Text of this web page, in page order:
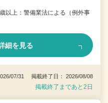
以上：警備業法による（例外事
細を見る
07/31 掲載終了日： 2026/08/08
掲載終了まであと2日